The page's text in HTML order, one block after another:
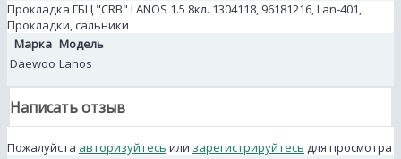
Прокладка ГБЦ "CRB" LANOS 1.5 8кл. 1304118, 96181216, Lan-401,
Прокладки, сальники
Марка Модель
Daewoo Lanos
Написать отзыв
Пожалуйста авторизуйтесь или зарегистрируйтесь для просмотра